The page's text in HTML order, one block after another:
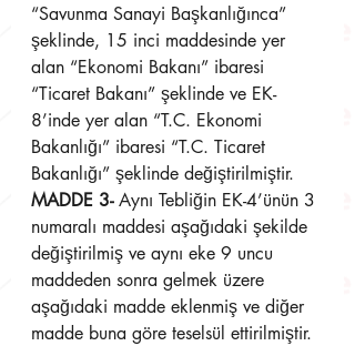
“Savunma Sanayi Başkanlığınca”
şeklinde, 15 inci maddesinde yer
alan “Ekonomi Bakanı” ibaresi
“Ticaret Bakanı” şeklinde ve EK-
8’inde yer alan “T.C. Ekonomi
Bakanlığı” ibaresi “T.C. Ticaret
Bakanlığı” şeklinde değiştirilmiştir.
MADDE 3- Aynı Tebliğin EK-4’ünün 3
numaralı maddesi aşağıdaki şekilde
değiştirilmiş ve aynı eke 9 uncu
maddeden sonra gelmek üzere
aşağıdaki madde eklenmiş ve diğer
madde buna göre teselsül ettirilmiştir.